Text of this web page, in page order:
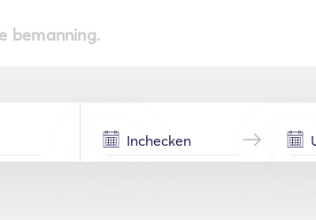
bemanning.